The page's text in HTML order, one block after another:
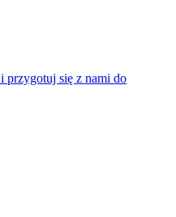
przygotuj się z nami do